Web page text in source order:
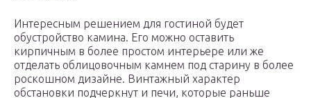
Интересным решением для гостиной будет
обустройство камина. Его можно оставить
кирпичным в более простом интерьере или же
отделать облицовочным камнем под старину в более
роскошном дизайне. Винтажный характер
обстановки подчеркнут и печи, которые раньше